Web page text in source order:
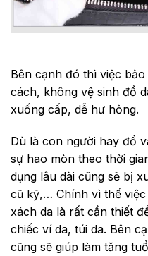
Bên cạnh đó thì việc
cách, không vệ sinh đồ
xuống cấp, dễ hư hỏng.
Dù là con người hay đồ
sự hao mòn theo thời
dụng lâu dài cũng sẽ bị
cũ kỹ,… Chính vì thế
xách da là rất cần thiết
chiếc ví da, túi da. Bên
cũng sẽ giúp làm tăng